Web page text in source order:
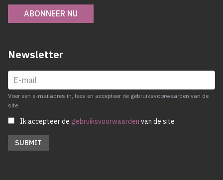
ABONNEER NU
Newsletter
Voer een e-mailadres in, lees en accepteer de gebruiksvoorwaarden van de
site.
Ik accepteer de gebruiksvoorwaarden van de site